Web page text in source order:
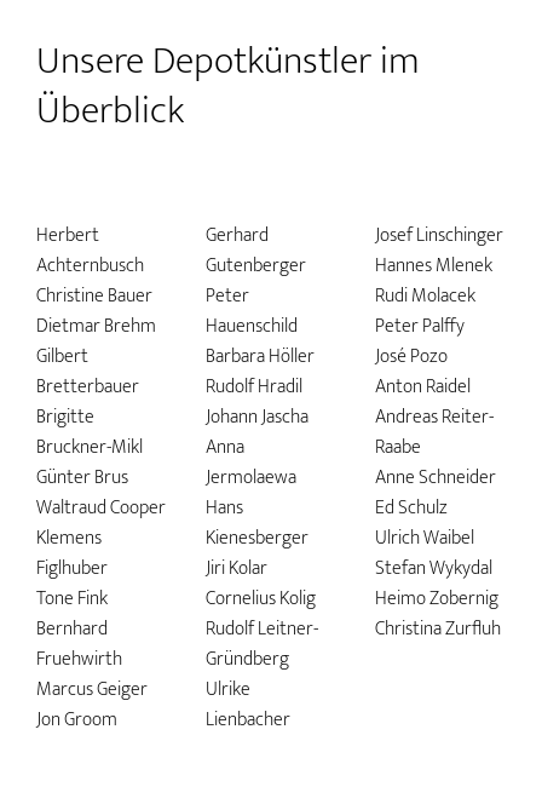
Unsere Depotkünstler im
Überblick
Herbert
Achternbusch
Christine Bauer
Dietmar Brehm
Gilbert
Bretterbauer
Brigitte
Bruckner-Mikl
Günter Brus
Waltraud Cooper
Klemens
Figlhuber
Tone Fink
Bernhard
Fruehwirth
Marcus Geiger
Jon Groom
Gerhard
Gutenberger
Peter
Hauenschild
Barbara Höller
Rudolf Hradil
Johann Jascha
Anna
Jermolaewa
Hans
Kienesberger
Jiri Kolar
Cornelius Kolig
Rudolf Leitner-
Gründberg
Ulrike
Lienbacher
Josef Linschinger
Hannes Mlenek
Rudi Molacek
Peter Palffy
José Pozo
Anton Raidel
Andreas Reiter-
Raabe
Anne Schneider
Ed Schulz
Ulrich Waibel
Stefan Wykydal
Heimo Zobernig
Christina Zurfluh